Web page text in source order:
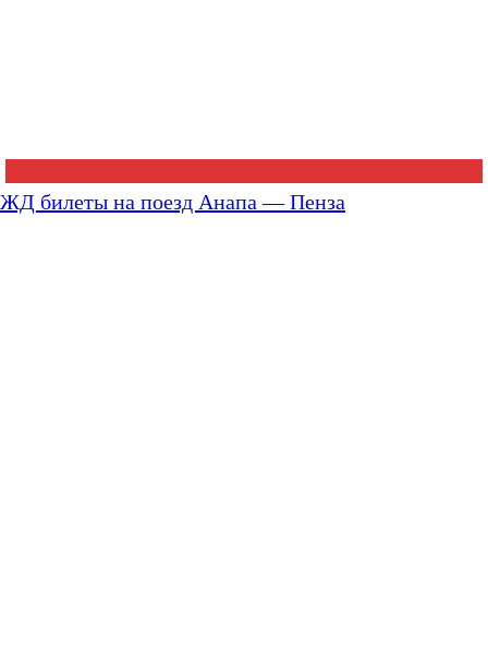
ЖД билеты на поезд Анапа — Пенза